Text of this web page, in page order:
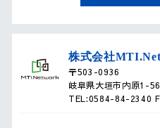
株式会社
〒503-0936
岐阜県大垣市内原1-56
TEL:0584-84-2340